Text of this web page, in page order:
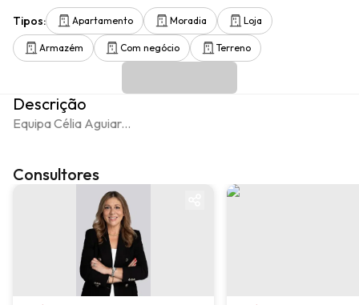
Tipos: Apartamento Moradia Loja
Armazém Com negócio Terreno
Descrição
Equipa Célia Aguiar...
Consultores
KW Ábaco